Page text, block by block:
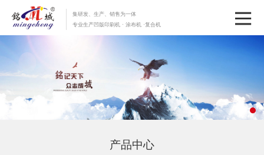
集研发、生产、销售为一体
专业生产凹版印刷机 · 涂布机 ·复合机
产品中心